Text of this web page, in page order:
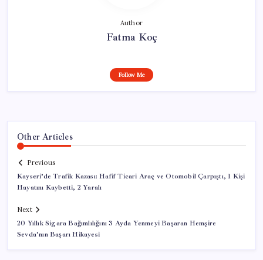
Author
Fatma Koç
Follow Me
Other Articles
Previous
Kayseri’de Trafik Kazası: Hafif Ticari Araç ve Otomobil Çarpıştı, 1 Kişi
Hayatını Kaybetti, 2 Yaralı
Next
20 Yıllık Sigara Bağımlılığını 3 Ayda Yenmeyi Başaran Hemşire
Sevda’nın Başarı Hikayesi